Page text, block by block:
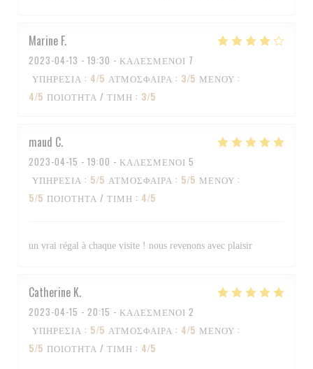
Marine F
2023-04-13 - 19:30 - ΚΑΛΕΣΜΈΝΟΙ 7
ΥΠΗΡΕΣΊΑ : 4/5 ΑΤΜΌΣΦΑΙΡΑ : 3/5 ΜΕΝΟΎ :
4/5 ΠΟΙΌΤΗΤΑ / ΤΙΜΉ : 3/5
maud C
2023-04-15 - 19:00 - ΚΑΛΕΣΜΈΝΟΙ 5
ΥΠΗΡΕΣΊΑ : 5/5 ΑΤΜΌΣΦΑΙΡΑ : 5/5 ΜΕΝΟΎ :
5/5 ΠΟΙΌΤΗΤΑ / ΤΙΜΉ : 4/5
un vrai régal à chaque visite ! nous revenons avec plaisir
Catherine K
2023-04-15 - 20:15 - ΚΑΛΕΣΜΈΝΟΙ 2
ΥΠΗΡΕΣΊΑ : 5/5 ΑΤΜΌΣΦΑΙΡΑ : 4/5 ΜΕΝΟΎ :
5/5 ΠΟΙΌΤΗΤΑ / ΤΙΜΉ : 4/5